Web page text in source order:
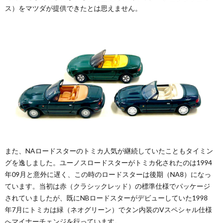
ス）をマツダが提供できたとは思えません。
また、NAロードスターのトミカ人気が継続していたこともタイミン
グを逸しました。ユーノスロードスターがトミカ化されたのは1994
年09月と意外に遅く、この時のロードスターは後期（NA8）になっ
ています。当初は赤（クラシックレッド）の標準仕様でパッケージ
されていましたが、既にNBロードスターがデビューしていた1998
年7月にトミカは緑（ネオグリーン）でタン内装のVスペシャル仕様